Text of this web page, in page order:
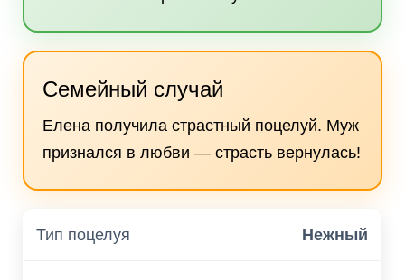
Семейный случай
Елена получила страстный поцелуй. Муж
признался в любви — страсть вернулась!
Нежный